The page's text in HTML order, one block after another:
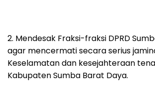
2. Mendesak Fraksi-fraksi DPRD
agar mencermati secara serius
Keselamatan dan kesejahteraan
Kabupaten Sumba Barat Daya.